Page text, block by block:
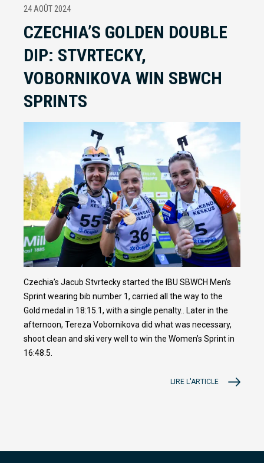
24 AOÛT 2024
CZECHIA’S GOLDEN DOUBLE
DIP: STVRTECKY,
VOBORNIKOVA WIN SBWCH
SPRINTS
Czechia’s Jacub Stvrtecky started the IBU SBWCH Men’s
Sprint wearing bib number 1, carried all the way to the
Gold medal in 18:15.1, with a single penalty.. Later in the
afternoon, Tereza Vobornikova did what was necessary,
shoot clean and ski very well to win the Women’s Sprint in
16:48.5.
LIRE L'ARTICLE